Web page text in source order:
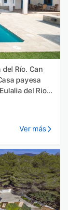
Río. Can
payesa
del Rio)
Ver más